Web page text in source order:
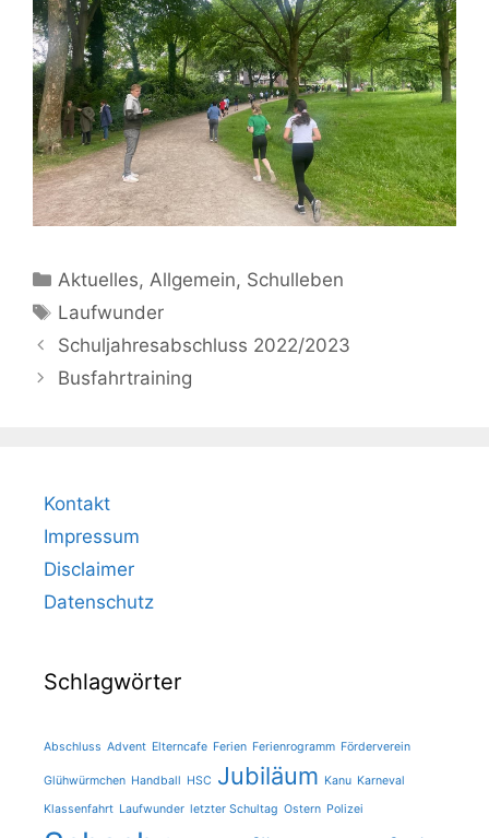
Kategorien
Aktuelles,Allgemein, Schulleben
Schlagwörter
Laufwunder
Schuljahresabschluss 2022/2023
Busfahrtraining
Kontakt
Impressum
Disclaimer
Datenschutz
Schlagwörter
Abschluss Advent Elterncafe Ferien Ferienrogramm Förderverein
Glühwürmchen Handball HSC Jubiläum Kanu Karneval
Klassenfahrt Laufwunder letzter Schultag Ostern Polizei